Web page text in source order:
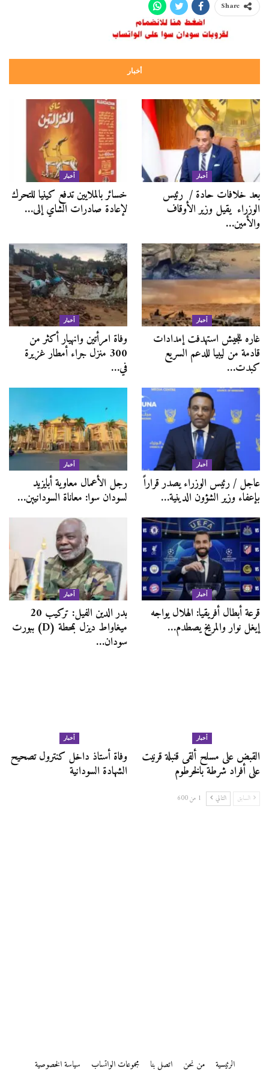
Share
أخبار
أخبار
بعد خلافات حادة / رئيس
الوزراء يقيل وزير الأوقاف
والأمين…
أخبار
خسائر بالملايين تدفع كينيا للتحرك
لإعادة صادرات الشاي إلى…
أخبار
غاره للجيش استهدفت إمدادات
قادمة من ليبيا للدعم السريع
كبدت…
أخبار
وفاة امرأتين وانهيار أكثر من
300 منزل جراء أمطار غزيرة
في…
أخبار
عاجل / رئيس الوزراء يصدر قراراً
بإعفاء وزير الشؤون الدينية…
أخبار
رجل الأعمال معاوية أبايزيد
لسودان سوا: معاناة السودانيين…
أخبار
قرعة أبطال أفريقيا: الهلال يواجه
إيغل نوار والمريخ يصطدم…
أخبار
بدر الدين الفيل: تركيب 20
ميغاواط ديزل بمحطة (D) ببورت
سودان…
أخبار
القبض على مسلح ألقى قنبلة قرنيت
على أفراد شرطة بالخرطوم
أخبار
وفاة أستاذ داخل كنترول تصحيح
الشهادة السودانية
السابق التالي 1 من 600
الرئيسية من نحن اتصل بنا مجموعات الواتساب سياسة الخصوصية